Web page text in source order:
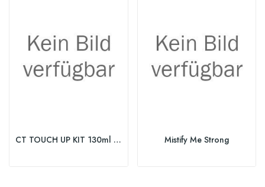
CT TOUCH UP KIT 130ml RICH_NATURALS 9/97 Mistify Me Strong